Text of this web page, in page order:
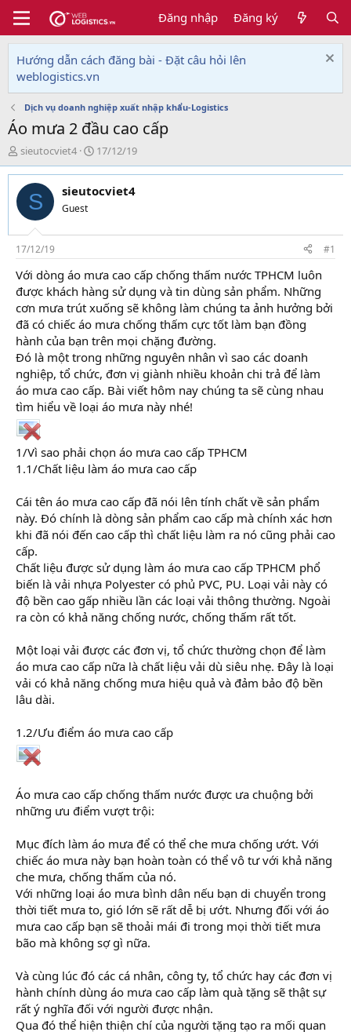
Đăng nhập Đăng ký
Hướng dẫn cách đăng bài - Đặt câu hỏi lên
weblogistics.vn
Dịch vụ doanh nghiệp xuất nhập khẩu-Logistics
Áo mưa 2 đầu cao cấp
T
h
r
e
d
s
t
a
r
t
e
r
sieutocviet4
N
g
à
y
i
17/12/19
S sieutocviet4
Guest
17/12/19 #1
Với dòng áo mưa cao cấp chống thấm nước TPHCM luôn
được khách hàng sử dụng và tin dùng sản phẩm. Những
cơn mưa trút xuống sẽ không làm chúng ta ảnh hưởng bởi
đã có chiếc áo mưa chống thấm cực tốt làm bạn đồng
hành của bạn trên mọi chặng đường.
Đó là một trong những nguyên nhân vì sao các doanh
nghiệp, tổ chức, đơn vị giành nhiều khoản chi trả để làm
áo mưa cao cấp. Bài viết hôm nay chúng ta sẽ cùng nhau
tìm hiểu về loại áo mưa này nhé!
1/Vì sao phải chọn áo mưa cao cấp TPHCM
1.1/Chất liệu làm áo mưa cao cấp
Cái tên áo mưa cao cấp đã nói lên tính chất về sản phẩm
này. Đó chính là dòng sản phẩm cao cấp mà chính xác hơn
khi đã nói đến cao cấp thì chất liệu làm ra nó cũng phải cao
cấp.
Chất liệu được sử dụng làm áo mưa cao cấp TPHCM phổ
biến là vải nhựa Polyester có phủ PVC, PU. Loại vải này có
độ bền cao gấp nhiều lần các loại vải thông thường. Ngoài
ra còn có khả năng chống nước, chống thấm rất tốt.
Một loại vải được các đơn vị, tổ chức thường chọn để làm
áo mưa cao cấp nữa là chất liệu vải dù siêu nhẹ. Đây là loại
vải có khả năng chống mưa hiệu quả và đảm bảo độ bền
lâu dài.
1.2/Ưu điểm áo mưa cao cấp
Áo mưa cao cấp chống thấm nước được ưa chuộng bởi
những ưu điểm vượt trội:
Mục đích làm áo mưa để có thể che mưa chống ướt. Với
chiếc áo mưa này bạn hoàn toàn có thể vô tư với khả năng
che mưa, chống thấm của nó.
Với những loại áo mưa bình dân nếu bạn di chuyển trong
thời tiết mưa to, gió lớn sẽ rất dễ bị ướt. Nhưng đối với áo
mưa cao cấp bạn sẽ thoải mái đi trong mọi thời tiết mưa
bão mà không sợ gì nữa.
Và cùng lúc đó các cá nhân, công ty, tổ chức hay các đơn vị
hành chính dùng áo mưa cao cấp làm quà tặng sẽ thật sự
rất ý nghĩa đối với người được nhận.
Qua đó thể hiện thiện chí của người tặng tạo ra mối quan